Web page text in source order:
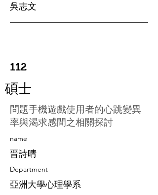
吳志文
112
碩士
問題手機遊戲使用者的心跳變異
率與渴求感間之相關探討
​name
晋詩晴
Department
亞洲大學心理學系